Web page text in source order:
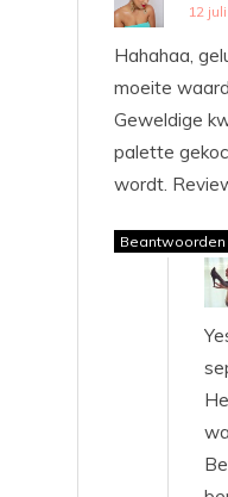
12
Hahahaa,
moeite
Geweldige
palette
wordt.
Beantwoorden